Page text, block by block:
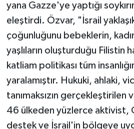
yana Gazze'ye yaptığı
eleştirdi. Özvar, "İsrail
çoğunluğunu bebeklerin,
yaşlıların oluşturduğu Filistin
katliam politikası tüm
yaralamıştır. Hukuki, ahlaki,
tanımaksızın gerçekleştirilen
46 ülkeden yüzlerce aktivist,
destek ve İsrail'in bölgeye